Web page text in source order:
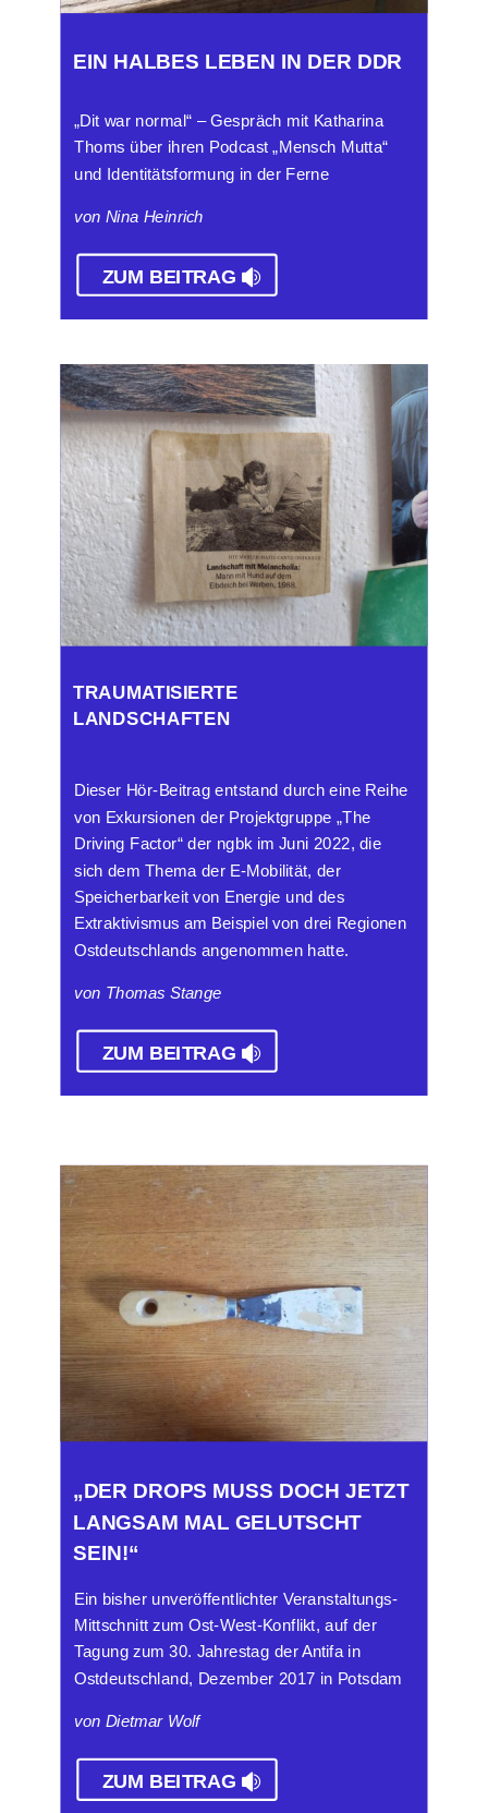
EIN HALBES LEBEN IN DER DDR
„Dit war normal“ – Gespräch mit Katharina
Thoms über ihren Podcast „Mensch Mutta“
und Identitätsformung in der Ferne
von Nina Heinrich
ZUM BEITRAG
TRAUMATISIERTE
LANDSCHAFTEN
Dieser Hör-Beitrag entstand durch eine Reihe
von Exkursionen der Projektgruppe „The
Driving Factor“ der ngbk im Juni 2022, die
sich dem Thema der E-Mobilität, der
Speicherbarkeit von Energie und des
Extraktivismus am Beispiel von drei Regionen
Ostdeutschlands angenommen hatte.
von Thomas Stange
ZUM BEITRAG
„DER DROPS MUSS DOCH JETZT
LANGSAM MAL GELUTSCHT
SEIN!“
Ein bisher unveröffentlichter Veranstaltungs-
Mittschnitt zum Ost-West-Konflikt, auf der
Tagung zum 30. Jahrestag der Antifa in
Ostdeutschland, Dezember 2017 in Potsdam
von Dietmar Wolf
ZUM BEITRAG